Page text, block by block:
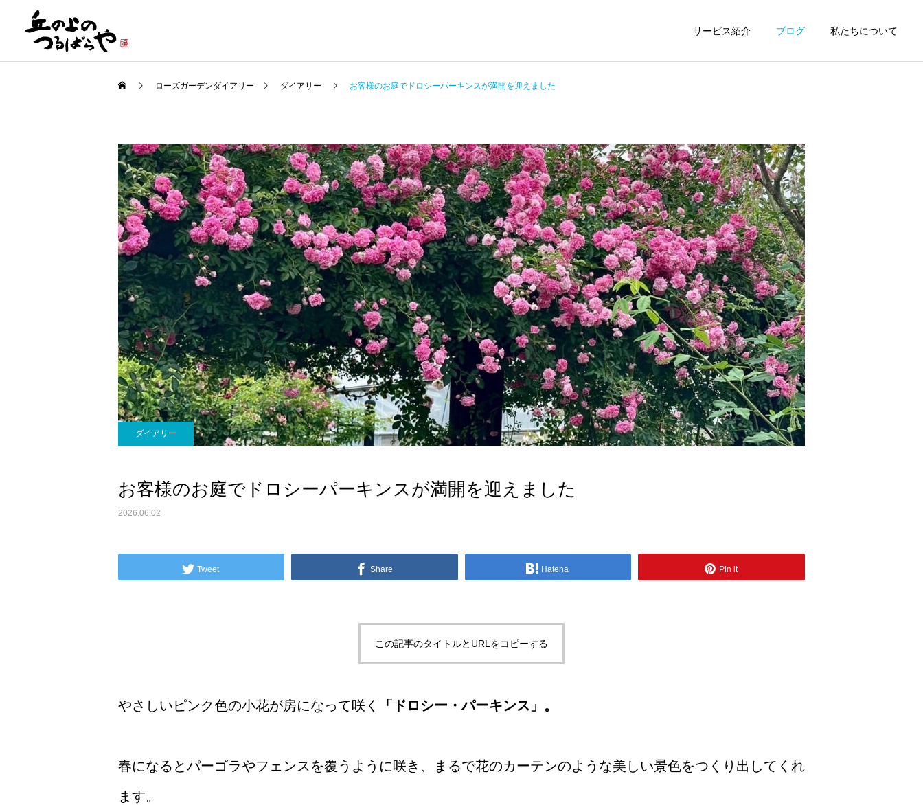
サービス紹介 ブログ 私たちについて
ローズガーデンダイアリー ダイアリー お客様のお庭でドロシーパーキンスが満開を迎えました
ダイアリー
お客様のお庭でドロシーパーキンスが満開を迎えました
2026.06.02
Tweet Share Hatena Pin it
この記事のタイトルとURLをコピーする
やさしいピンク色の小花が房になって咲く 「ドロシー・パーキンス」。
春になるとパーゴラやフェンスを覆うように咲き、まるで花のカーテンのような美しい景色をつくり出してくれ
ます。